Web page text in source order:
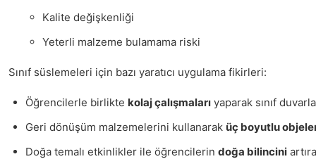
Kalite değişkenliği
Yeterli malzeme bulamama riski
Sınıf süslemeleri için bazı yaratıcı uygulama fikirleri:
Öğrencilerle birlikte kolaj çalışmaları yaparak sınıf
Geri dönüşüm malzemelerini kullanarak üç boyutlu
Doğa temalı etkinlikler ile öğrencilerin doğa bilincini